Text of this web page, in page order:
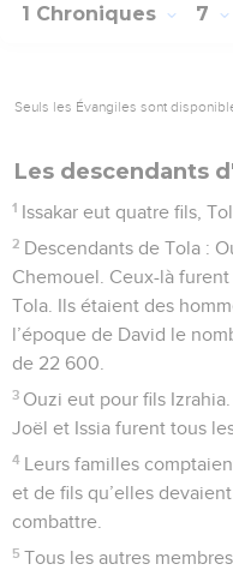
1 Chroniques 7
Seuls les Évangiles sont
Les descendants
1 Issakar eut quatre fils,
2 Descendants de Tola :
Chemouel. Ceux-là
Tola. Ils étaient des
l’époque de David le
de 22 600.
3 Ouzi eut pour fils
Joël et Issia furent tous
4 Leurs familles
et de fils qu’elles
combattre.
5 Tous les autres